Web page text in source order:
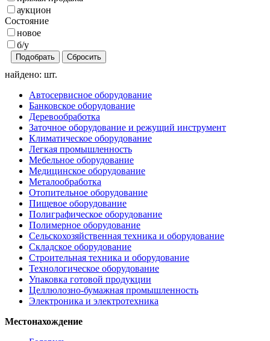
аукцион
Состояние
новое
б/у
Подобрать Сбросить
найдено: шт.
Автосервисное оборудование
Банковское оборудование
Деревообработка
Заточное оборудование и режущий инструмент
Климатическое оборудование
Легкая промышленность
Мебельное оборудование
Медицинское оборудование
Металообработка
Отопительное оборудование
Пищевое оборудование
Полиграфическое оборудование
Полимерное оборудование
Сельскохозяйственная техника и оборудование
Складское оборудование
Строительная техника и оборудование
Технологическое оборудование
Упаковка готовой продукции
Целлюлозно-бумажная промышленность
Электроника и электротехника
Местонахождение